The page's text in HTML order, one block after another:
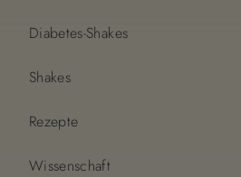
Diabetes-Shakes
Shakes
Rezepte
Wissenschaft